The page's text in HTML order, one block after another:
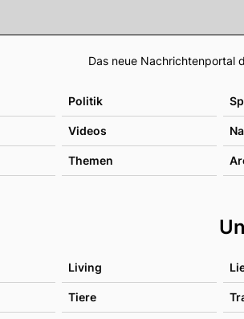
Das neue Nachrichtenportal
Politik
Videos
Themen
Living
Tiere